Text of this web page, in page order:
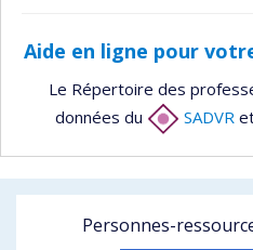
Aide en ligne pour
Le Répertoire des
données du
SADVR
Personnes-